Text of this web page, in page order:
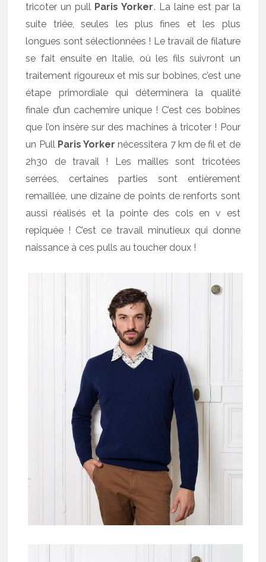
tricoter un pull Paris Yorker. La laine est par la
suite triée, seules les plus fines et les plus
longues sont sélectionnées ! Le travail de filature
se fait ensuite en Italie, où les fils suivront un
traitement rigoureux et mis sur bobines, c’est une
étape primordiale qui déterminera la qualité
finale d’un cachemire unique ! C’est ces bobines
que l’on insère sur des machines à tricoter ! Pour
un Pull Paris Yorker nécessitera 7 km de fil et de
2h30 de travail ! Les mailles sont tricotées
serrées, certaines parties sont entièrement
remaillée, une dizaine de points de renforts sont
aussi réalisés et la pointe des cols en v est
repiquée ! C’est ce travail minutieux qui donne
naissance à ces pulls au toucher doux !